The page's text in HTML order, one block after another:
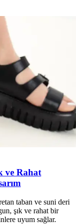
ve Rahat
taban ve suni deri
şık ve rahat bir
uyum sağlar.